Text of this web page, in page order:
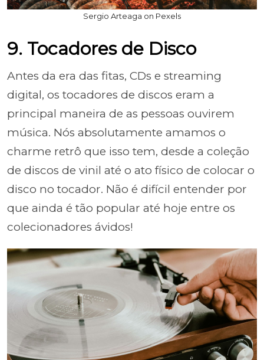
Sergio Arteaga on Pexels
9. Tocadores de Disco
Antes da era das fitas, CDs e streaming
digital, os tocadores de discos eram a
principal maneira de as pessoas ouvirem
música. Nós absolutamente amamos o
charme retrô que isso tem, desde a coleção
de discos de vinil até o ato físico de colocar o
disco no tocador. Não é difícil entender por
que ainda é tão popular até hoje entre os
colecionadores ávidos!